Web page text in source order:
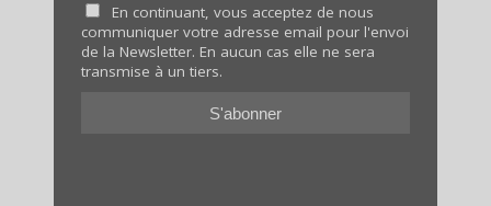
En continuant, vous acceptez de nous
communiquer votre adresse email pour l'envoi
de la Newsletter. En aucun cas elle ne sera
transmise à un tiers.